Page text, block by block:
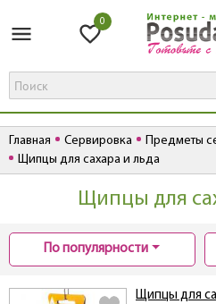
0
Главная Сервировка
Предметы
Щипцы для сахара и льда
Щипцы для
По популярности
Щипцы для